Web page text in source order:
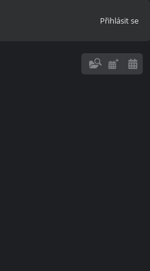
Přihlásit se